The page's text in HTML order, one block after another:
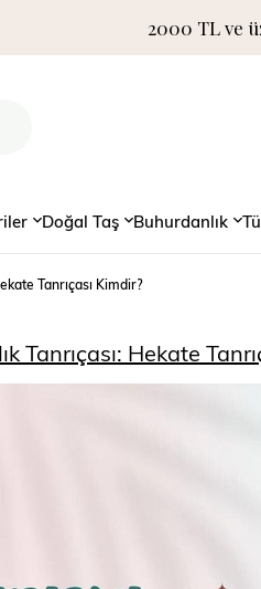
2000 TL ve
Doğal Taş Buhurdanlık
Tanrıçası Kimdir?
Tanrıçası: Hekate